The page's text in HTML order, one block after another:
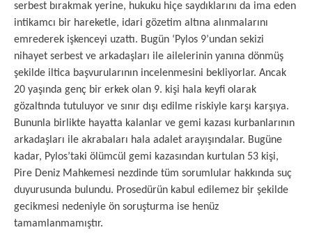
serbest bırakmak yerine, hukuku hiçe saydıklarını da ima eden
intikamcı bir hareketle, idari gözetim altına alınmalarını
emrederek işkenceyi uzattı. Bugün ‘Pylos 9’undan sekizi
nihayet serbest ve arkadaşları ile ailelerinin yanına dönmüş
şekilde iltica başvurularının incelenmesini bekliyorlar. Ancak
20 yaşında genç bir erkek olan 9. kişi hala keyfi olarak
gözaltında tutuluyor ve sınır dışı edilme riskiyle karşı karşıya.
Bununla birlikte hayatta kalanlar ve gemi kazası kurbanlarının
arkadaşları ile akrabaları hala adalet arayışındalar. Bugüne
kadar, Pylos’taki ölümcül gemi kazasından kurtulan 53 kişi,
Pire Deniz Mahkemesi nezdinde tüm sorumlular hakkında suç
duyurusunda bulundu. Prosedürün kabul edilemez bir şekilde
gecikmesi nedeniyle ön soruşturma ise henüz
tamamlanmamıştır.